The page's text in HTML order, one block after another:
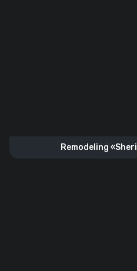
Remodeling